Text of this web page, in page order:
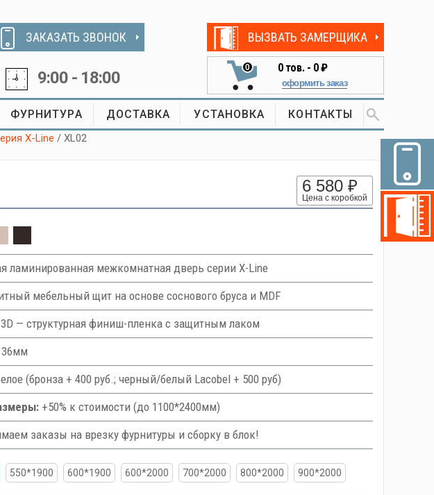
ЗАКАЗАТЬ ЗВОНОК
9:00 - 18:00
ВЫЗВАТЬ ЗАМЕРЩИКА
0 0тов. - 0 ₽
оформить заказ
ФУРНИТУРА ДОСТАВКА УСТАНОВКА КОНТАКТЫ
X-Line / XL02
6 580 ₽
Цена с коробкой
ламинированная межкомнатная дверь серии X-Line
мебельный щит на основе соснового бруса и MDF
— структурная финиш-пленка с защитным лаком
(бронза + 400 руб.; черный/белый Lacobel + 500 руб)
+50% к стоимости (до 1100*2400мм)
заказы на врезку фурнитуры и сборку в блок!
550*1900 600*1900 600*2000 700*2000 800*2000 900*2000